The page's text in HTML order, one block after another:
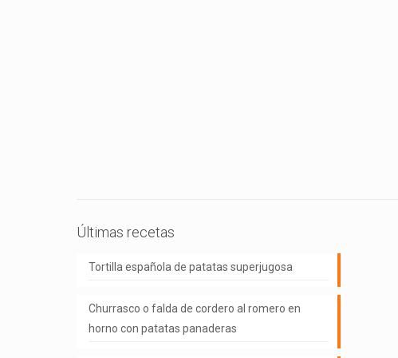
Últimas recetas
Tortilla española de patatas superjugosa
Churrasco o falda de cordero al romero en
horno con patatas panaderas